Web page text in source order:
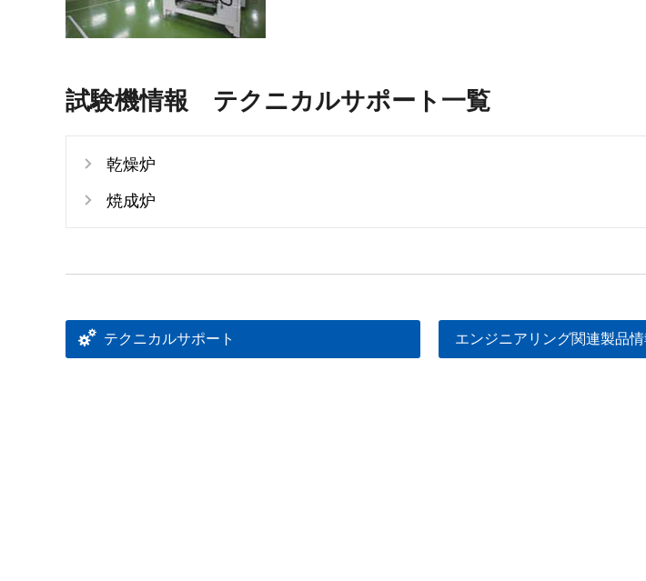
試験機情報 テクニカルサポート一覧
乾燥炉
焼成炉
テクニカルサポート エンジニアリング関連製品情